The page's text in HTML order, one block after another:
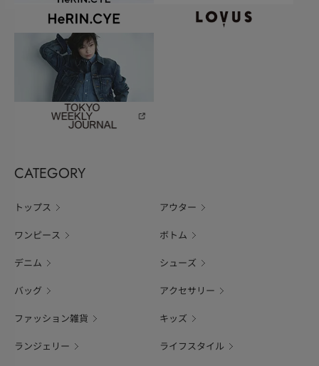
CATEGORY
トップス アウター
ワンピース ボトム
デニム シューズ
バッグ アクセサリー
ファッション雑貨 キッズ
ランジェリー ライフスタイル